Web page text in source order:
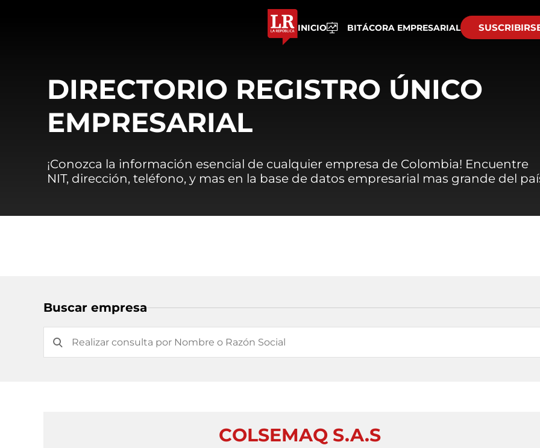
INICIO BITÁCORA EMPRESARIAL
DIRECTORIO REGISTRO ÚNICO
EMPRESARIAL
¡Conozca la información esencial de cualquier empresa de Colombia! Encuentre
NIT, dirección, teléfono, y mas en la base de datos empresarial mas grande del
Buscar empresa
COLSEMAQ S.A.S